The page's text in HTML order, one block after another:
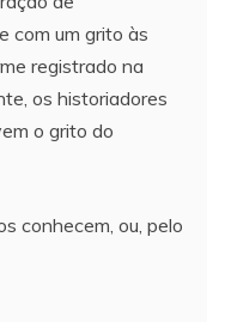
com um grito às
registrado na
os historiadores
o grito do
conhecem, ou, pelo